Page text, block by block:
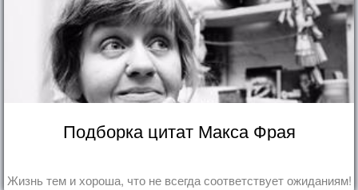
Подборка цитат Макса Фрая
Жизнь тем и хороша, что не всегда соответствует ожиданиям!